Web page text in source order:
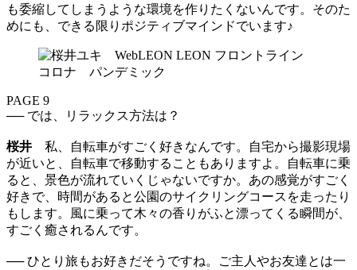
も委縮してしまうような環境を作りたくないんです。そのた
めにも、できる限りポジティブマインドでいます♪
PAGE 9
── では、リラックス方法は？
桜井 私、自転車がすごく好きなんです。自宅から撮影現場
が近いと、自転車で移動することもありますよ。自転車に乗
ると、景色が流れていくじゃないですか。あの感覚がすごく
好きで、時間があると公園のサイクリングコースを走ったり
もします。風に乗って木々の香りがふと漂ってくる瞬間が、
すごく癒されるんです。
── ひとり旅もお好きだそうですね。ご主人やお友達とは一